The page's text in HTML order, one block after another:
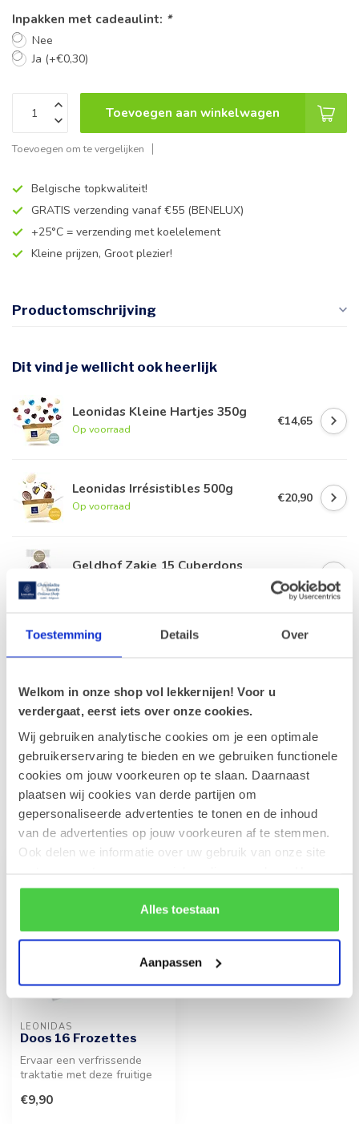
Toestemming Details Over
Welkom in onze shop vol lekkernijen! Voor u
verdergaat, eerst iets over onze cookies.
Wij gebruiken analytische cookies om je een optimale
gebruikerservaring te bieden en we gebruiken functionele
cookies om jouw voorkeuren op te slaan. Daarnaast
plaatsen wij cookies van derde partijen om
gepersonaliseerde advertenties te tonen en de inhoud
van de advertenties op jouw voorkeuren af te stemmen.
Ook delen we informatie over uw gebruik van onze site
rekening mee dat als je bepaalde cookies blokkeert, het
de correcte werking van de website kan verstoren.
Alles toestaan
Aanpassen
Inpakken met cadeaulint: *
Nee
Ja (+€0,30)
Toevoegen aan winkelwagen
Toevoegen om te vergelijken
Belgische topkwaliteit!
GRATIS verzending vanaf €55 (BENELUX)
+25°C = verzending met koelelement
Kleine prijzen, Groot plezier!
Productomschrijving
Dit vind je wellicht ook heerlijk
Leonidas Kleine Hartjes 350g
Op voorraad
€14,65
Leonidas Irrésistibles 500g
Op voorraad
€20,90
Geldhof Zakje 15 Cuberdons
Leonidas Zakje Vruchtenpasta
Trio van Smoothies
Op voorraad
€8,40
Recent bekeken
LEONIDAS
Doos 16 Frozettes
Ervaar een verfrissende
traktatie met deze fruitige
ultieme...
€9,90